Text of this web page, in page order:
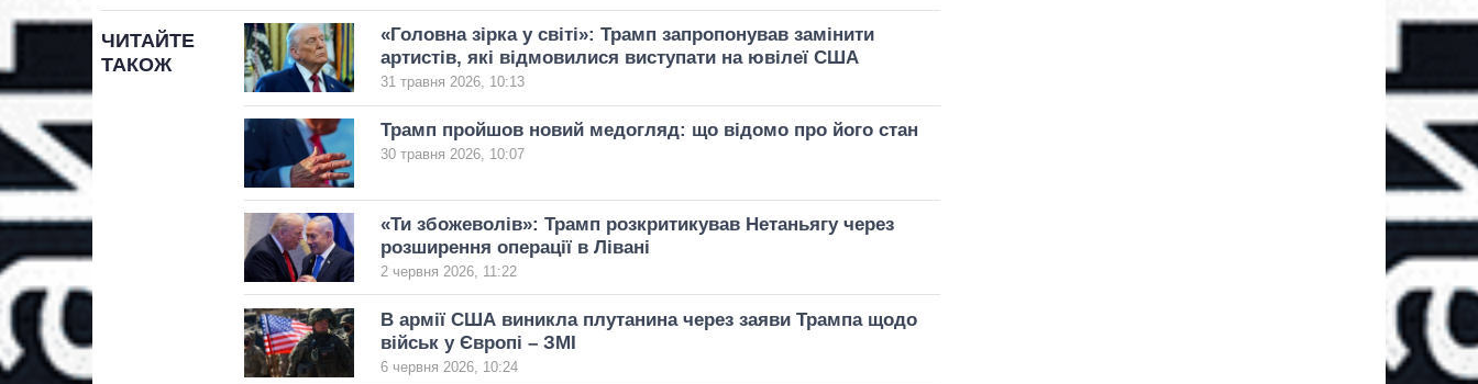
ЧИТАЙТЕ
ТАКОЖ
«Головна зірка у світі»: Трамп запропонував замінити
артистів, які відмовилися виступати на ювілеї США
31 травня 2026, 10:13
Трамп пройшов новий медогляд: що відомо про його стан
30 травня 2026, 10:07
«Ти збожеволів»: Трамп розкритикував Нетаньягу через
розширення операції в Лівані
2 червня 2026, 11:22
В армії США виникла плутанина через заяви Трампа щодо
військ у Європі – ЗМІ
6 червня 2026, 10:24